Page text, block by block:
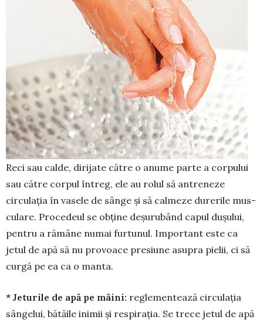
Reci sau calde, dirijate către o anume parte a corpului
sau către corpul întreg, ele au rolul să antreneze
circulația în vasele de sânge și să calmeze durerile mus­
cu­lare. Procedeul se obține deșu­rubând capul dușului,
pentru a rămâne numai furtunul. Im­por­tant este ca
jetul de apă să nu pro­voace presiune asupra pielii, ci să
curgă pe ea ca o manta.
* Jeturile de apă pe mâini: regle­men­tează circu­la­ția
sângelui, bă­tăile inimii și res­pirația. Se trece je­tul de apă